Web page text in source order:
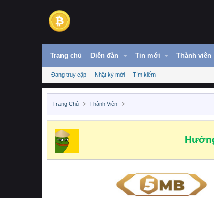
Trang chủ Diễn đàn Tin mới Thành viên
Đang truy cập Nhật ký mới Tìm kiếm
Trang Chủ Thành Viên